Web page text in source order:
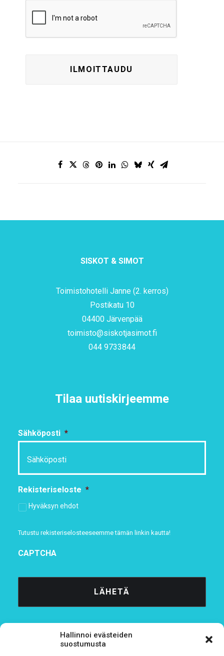
Hallinnoi evästeiden
suostumusta
SISKOT & SIMOT
Toimistohotelli Janne (2. kerros)
Postikatu 10
04400 Järvenpää
toimisto@siskotjasimot.fi
044 9733844
Tilaa uutiskirjeemme
Sähköposti *
Rekisteriseloste *
Hyväksyn ehdot
Tutustu rekisteriselosteeseemmetämän linkin kautta!
CAPTCHA